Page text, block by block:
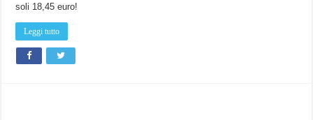
soli 18,45 euro!
Leggi tutto